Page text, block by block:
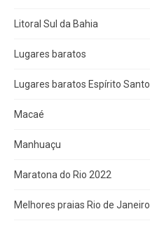
Litoral Sul da Bahia
Lugares baratos
Lugares baratos Espírito Santo
Macaé
Manhuaçu
Maratona do Rio 2022
Melhores praias Rio de Janeiro